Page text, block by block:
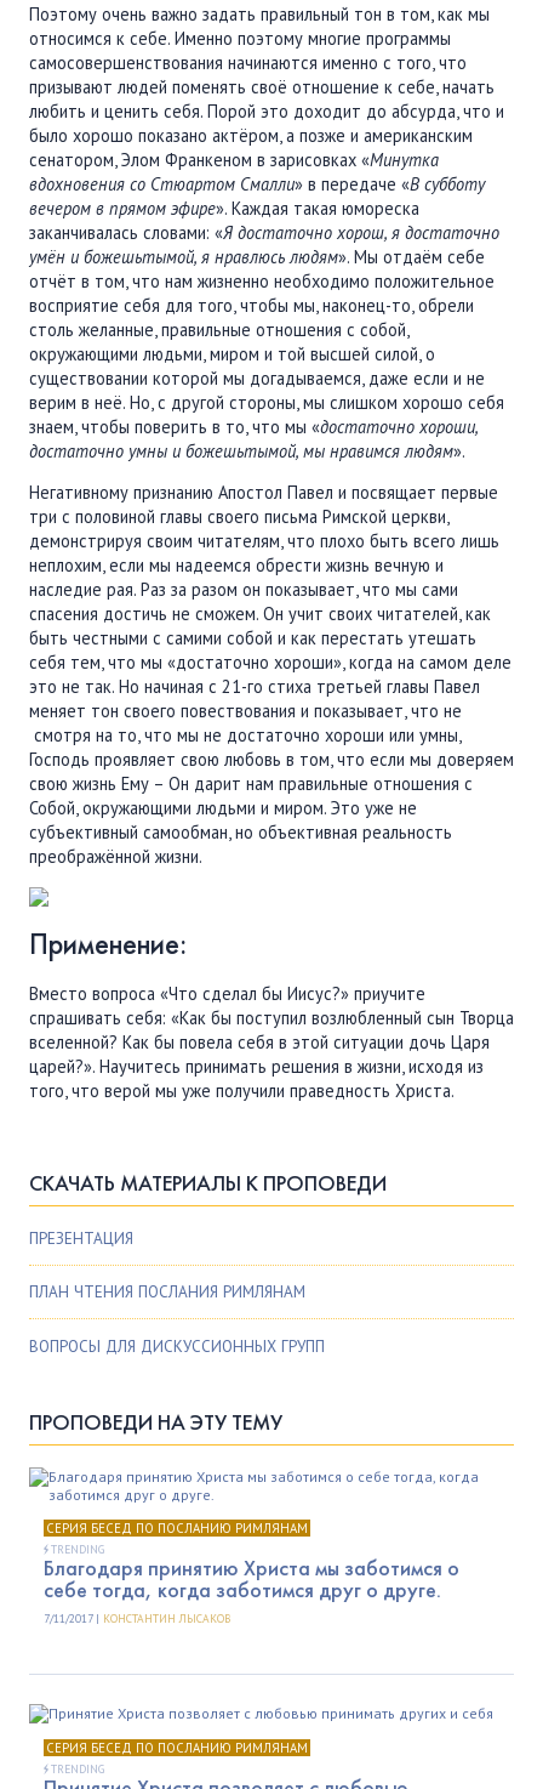
Поэтому очень важно задать правильный тон в том, как мы
относимся к себе. Именно поэтому многие программы
самосовершенствования начинаются именно с того, что
призывают людей поменять своё отношение к себе, начать
любить и ценить себя. Порой это доходит до абсурда, что и
было хорошо показано актёром, а позже и американским
сенатором, Элом Франкеном в зарисовках «Минутка
вдохновения со Стюартом Смалли» в передаче «В субботу
вечером в прямом эфире». Каждая такая юмореска
заканчивалась словами: «Я достаточно хорош, я достаточно
умё​н​ и ​боже​шь​ты​мой, я нравлюсь людям». Мы отдаём себе
отчёт в том, что нам жизненно необходимо положительное
восприятие себя для того, чтобы мы​,​ наконец-то​,​ обрели
столь желанные​,​ правильные отношения с собой,
окружающими людьми, миром и той высшей силой, о
существовании которой мы догадываемся, даже​ если и не
верим в неё. Но​,​ с другой стороны​,​ мы слишком хорошо себя
знаем, чтобы поверить в то, что мы «достаточно хороши,
достаточно умны и боже​шь​ты​мой, мы нравимся людям».
Негативному признанию Апостол Павел и посвящает первые
три с половиной главы своего письма Римской церкви,
демонстрируя своим читателям, что плохо быть всего лишь
неплохим, если мы надеемся обрести жизнь вечную и
наследие рая. Раз за разом он показывает, что мы сами
спасения достичь не сможем. Он учит своих читателей, как
быть честными с самими собой и как перестать утешать
себя тем, что мы «достаточно хороши», когда на самом деле
это не так. Но начиная с 21-го стиха третьей главы Павел
меняет тон своего повествования и показывает, что не​
смотря на то, что мы не достаточно хороши или умны​, ​
Господь проявляет свою любовь в том, что если мы доверяем
свою жизнь Ему​ – Он дарит нам правильные отношения с
Собой, окружающими людьми и миром. Это уже не
субъективный самообман, но объективная реальность
преображённой жизни.
Применение:
Вместо вопроса «Что сделал бы Иисус?» приучите
спрашивать себя: «Как бы поступил возлюбленный сын Творца
вселенной? Как бы повела себя в этой ситуации дочь Царя
царей?». Научитесь принимать решения в жизни, исходя из
того, что верой мы уже получили праведность Христа.
СКАЧАТЬ МАТЕРИАЛЫ К ПРОПОВЕДИ
ПРЕЗЕНТАЦИЯ
ПЛАН ЧТЕНИЯ ПОСЛАНИЯ РИМЛЯНАМ
ВОПРОСЫ ДЛЯ ДИСКУССИОННЫХ ГРУПП
ПРОПОВЕДИ НА ЭТУ ТЕМУ
СЕРИЯ БЕСЕД ПО ПОСЛАНИЮ РИМЛЯНАМ
TRENDING
Благодаря принятию Христа мы заботимся о
себе тогда, когда заботимся друг о друге.
7/11/2017 | КОНСТАНТИН ЛЫСАКОВ
СЕРИЯ БЕСЕД ПО ПОСЛАНИЮ РИМЛЯНАМ
TRENDING